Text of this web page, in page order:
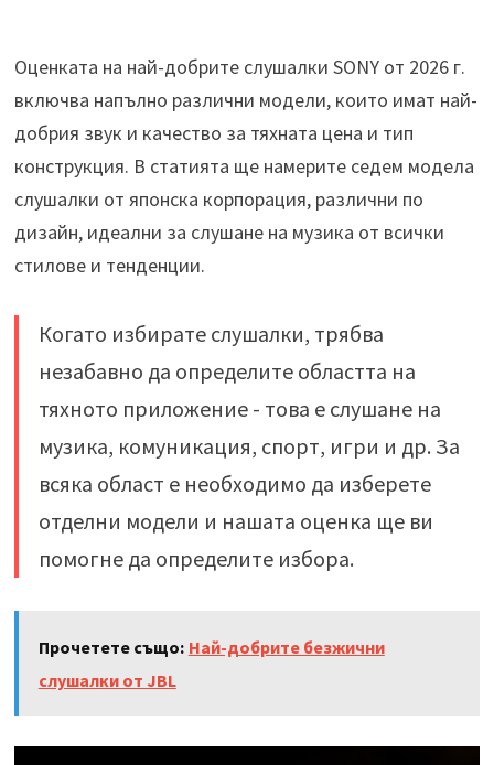
Оценката на най-добрите слушалки SONY от 2026 г.
включва напълно различни модели, които имат най-
добрия звук и качество за тяхната цена и тип
конструкция. В статията ще намерите седем модела
слушалки от японска корпорация, различни по
дизайн, идеални за слушане на музика от всички
стилове и тенденции.
Когато избирате слушалки, трябва
незабавно да определите областта на
тяхното приложение - това е слушане на
музика, комуникация, спорт, игри и др. За
всяка област е необходимо да изберете
отделни модели и нашата оценка ще ви
помогне да определите избора.
Прочетете също: Най-добрите безжични
слушалки от JBL